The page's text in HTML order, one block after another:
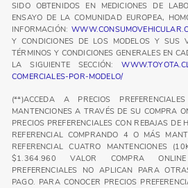
SIDO OBTENIDOS EN MEDICIONES DE
ENSAYO DE LA COMUNIDAD EUROPEA,
INFORMACIÓN:
Y CONDICIONES DE LOS MODELOS Y SUS
TÉRMINOS Y CONDICIONES GENERALES EN
LA SIGUIENTE SECCIÓN:
COMERCIALES-POR-MODELO/
(**)ACCEDA A PRECIOS
MANTENCIONES A TRAVÉS DE SU COMPRA
PRECIOS PREFERENCIALES CON REBAJAS
REFERENCIAL COMPRANDO 4 O MÁS
REFERENCIAL CUATRO MANTENCIONES
$1.364.960 VALOR COMPRA
PREFERENCIALES NO APLICAN PARA
PAGO. PARA CONOCER PRECIOS